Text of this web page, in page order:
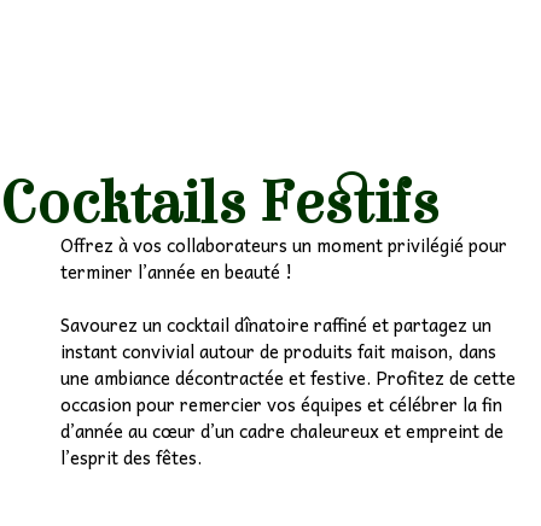
Cocktails Festifs
Offrez à vos collaborateurs un moment privilégié pour
terminer l’année en beauté !
Savourez un cocktail dînatoire raffiné et partagez un
instant convivial autour de produits fait maison, dans
une ambiance décontractée et festive. Profitez de cette
occasion pour remercier vos équipes et célébrer la fin
d’année au cœur d’un cadre chaleureux et empreint de
l’esprit des fêtes.